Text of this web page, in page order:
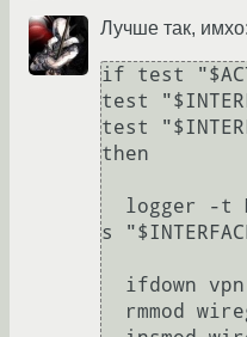
Лучше так, имхо:
if test
test
test
then
s